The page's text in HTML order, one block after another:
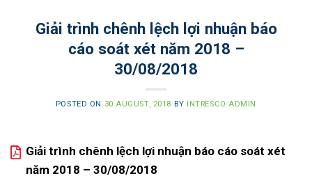
Giải trình chênh lệch lợi nhuận báo
cáo soát xét năm 2018 –
30/08/2018
POSTED ON 30 AUGUST, 2018 BY INTRESCO ADMIN
Giải trình chênh lệch lợi nhuận báo cáo soát xét
năm 2018 – 30/08/2018